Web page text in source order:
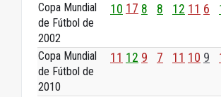
Copa Mundial
de Fútbol de
2002
10 17 8 8 12 11 6
Copa Mundial
de Fútbol de
2010
11 12 9 7 11 10 9